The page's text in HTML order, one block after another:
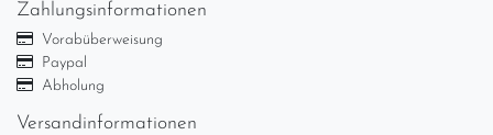
Zahlungsinformationen
Vorabüberweisung
Paypal
Abholung
Versandinformationen